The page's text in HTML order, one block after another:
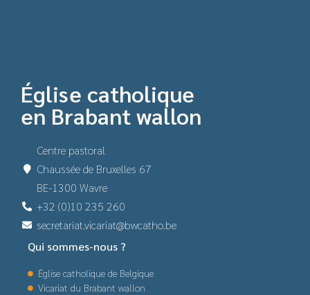
Église catholique
en Brabant wallon
Centre pastoral
Chaussée de Bruxelles 67
BE-1300 Wavre
+32 (0)10 235 260
secretariat.vicariat@bwcatho.be
Qui sommes-nous ?
Église catholique de Belgique
Vicariat du Brabant wallon